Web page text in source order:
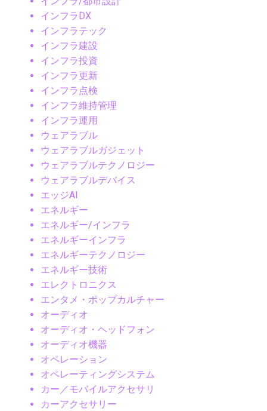
インフラDX
インフラテック
インフラ建設
インフラ投資
インフラ更新
インフラ点検
インフラ維持管理
インフラ運用
ウェアラブル
ウェアラブルガジェット
ウェアラブルテクノロジー
ウェアラブルデバイス
エッジAI
エネルギー
エネルギー/インフラ
エネルギーインフラ
エネルギーテクノロジー
エネルギー技術
エレクトロニクス
エンタメ・ポップカルチャー
オーディオ
オーディオ・ヘッドフォン
オーディオ機器
オペレーション
オペレーティングシステム
カー／モバイルアクセサリ
カーアクセサリー